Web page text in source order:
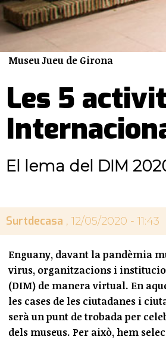
Museu Jueu de Girona
Les 5
El lema del DIM
Surtdecasa , 12/05/2020 - 11:43
Enguany, davant la pandèmia
virus, organitzacions i
(DIM) de manera virtual. En
les cases de les ciutadanes i
serà un punt de trobada per
dels museus. Per això, hem